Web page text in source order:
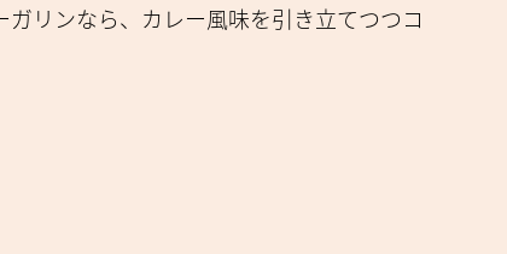
リンなら、カレー風味を引き立てつつコ